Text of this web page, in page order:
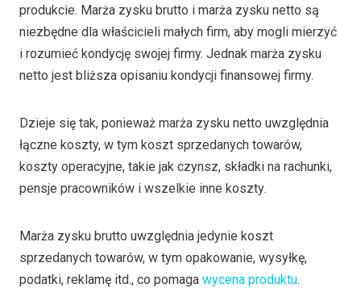
produkcie. Marża zysku brutto i marża zysku netto są
niezbędne dla właścicieli małych firm, aby mogli mierzyć
i rozumieć kondycję swojej firmy. Jednak marża zysku
netto jest bliższa opisaniu kondycji finansowej firmy.
Dzieje się tak, ponieważ marża zysku netto uwzględnia
łączne koszty, w tym koszt sprzedanych towarów,
koszty operacyjne, takie jak czynsz, składki na rachunki,
pensje pracowników i wszelkie inne koszty.
Marża zysku brutto uwzględnia jedynie koszt
sprzedanych towarów, w tym opakowanie, wysyłkę,
podatki, reklamę itd., co pomaga wycena produktu.